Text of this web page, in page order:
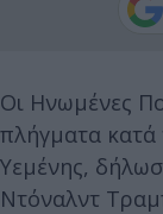
Οι Ηνωμένες
πλήγματα
Υεμένης,
Ντόναλντ